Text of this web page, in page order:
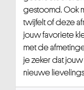
gestoomd. Ook
twijfelt of deze
jouw favoriete
met de
je zeker dat
nieuwe